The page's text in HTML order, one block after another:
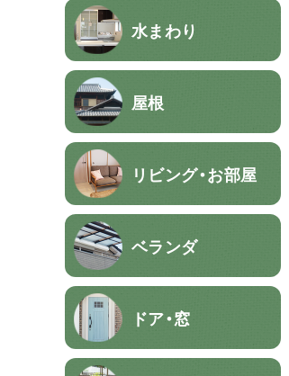
水まわり
屋根
リビング・お部屋
ベランダ
ドア・窓